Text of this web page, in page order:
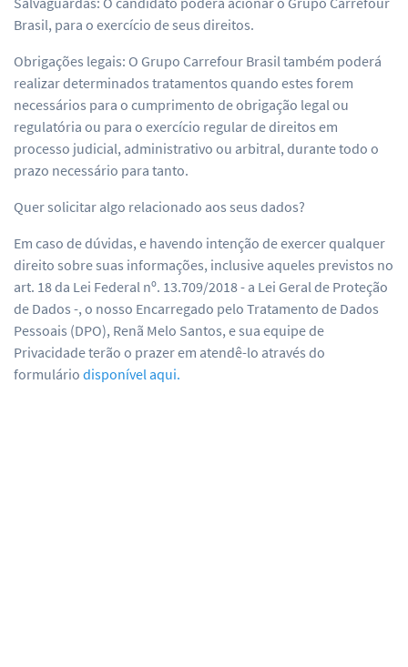
Brasil, para o exercício de seus direitos.
Obrigações legais: O Grupo Carrefour Brasil também poderá
realizar determinados tratamentos quando estes forem
necessários para o cumprimento de obrigação legal ou
regulatória ou para o exercício regular de direitos em
processo judicial, administrativo ou arbitral, durante todo o
prazo necessário para tanto.
Quer solicitar algo relacionado aos seus dados?
Em caso de dúvidas, e havendo intenção de exercer qualquer
direito sobre suas informações, inclusive aqueles previstos no
art. 18 da Lei Federal nº. 13.709/2018 - a Lei Geral de Proteção
de Dados -, o nosso Encarregado pelo Tratamento de Dados
Pessoais (DPO), Renã Melo Santos, e sua equipe de
Privacidade terão o prazer em atendê-lo através do
formulário disponível aqui.